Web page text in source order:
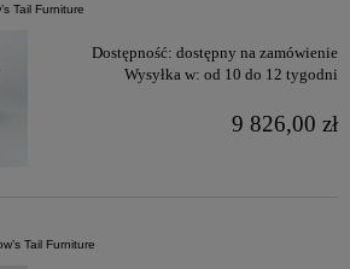
Tail Furniture
Dostępność: dostępny na zamówienie
Wysyłka w: od 10 do 12 tygodni
9 826,00 zł
Tail Furniture